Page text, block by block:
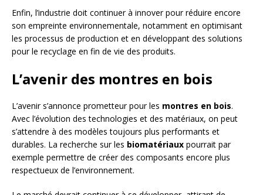
Enfin, l’industrie doit continuer à innover pour réduire encore
son empreinte environnementale, notamment en optimisant
les processus de production et en développant des solutions
pour le recyclage en fin de vie des produits.
L’avenir des montres en bois
L’avenir s’annonce prometteur pour les montres en bois.
Avec l’évolution des technologies et des matériaux, on peut
s’attendre à des modèles toujours plus performants et
durables. La recherche sur les biomatériaux pourrait par
exemple permettre de créer des composants encore plus
respectueux de l’environnement.